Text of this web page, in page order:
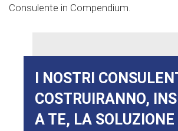
Consulente in Compendium.
I NOSTRI
COSTRUIRANNO,
A TE, LA SOLUZIONE